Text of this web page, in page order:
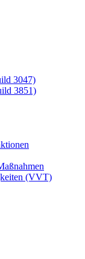
3047)
3851)
(VVT)